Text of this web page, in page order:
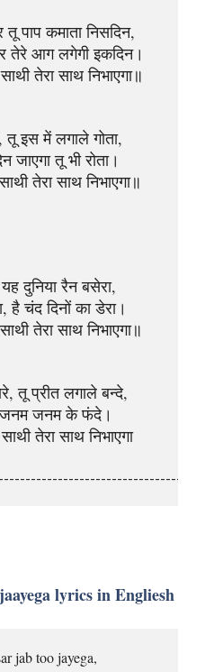
पाप कमाता निसदिन,
आग लगेगी इकदिन।
तेरा साथ निभाएगा॥
इस में लगाले गोता,
जाएगा तू भी रोता।
तेरा साथ निभाएगा॥
दुनिया रैन बसेरा,
है चंद दिनों का डेरा।
तेरा साथ निभाएगा॥
तू प्रीत लगाले बन्दे,
जनम के फंदे।
तेरा साथ निभाएगा
lyrics in Engliesh
jab too jayega,